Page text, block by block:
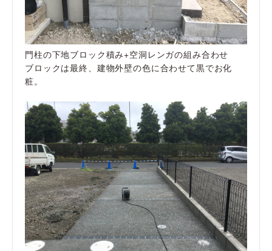
門柱の下地ブロック積み+空洞レンガの組み合わせ
ブロックは最終、建物外壁の色に合わせて黒でお化
粧。